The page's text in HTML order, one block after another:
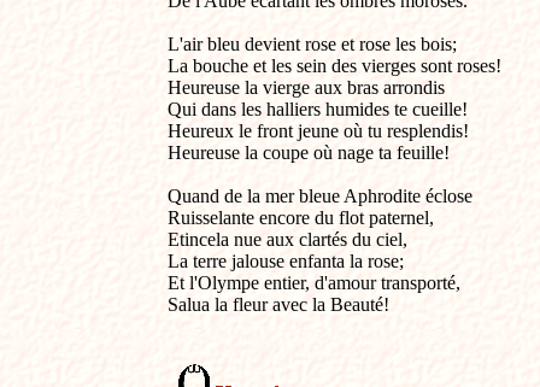
L'air bleu devient rose et rose les bois;
La bouche et les sein des vierges sont roses!
Heureuse la vierge aux bras arrondis
Qui dans les halliers humides te cueille!
Heureux le front jeune où tu resplendis!
Heureuse la coupe où nage ta feuille!
Quand de la mer bleue Aphrodite éclose
Ruisselante encore du flot paternel,
Etincela nue aux clartés du ciel,
La terre jalouse enfanta la rose;
Et l'Olympe entier, d'amour transporté,
Salua la fleur avec la Beauté!